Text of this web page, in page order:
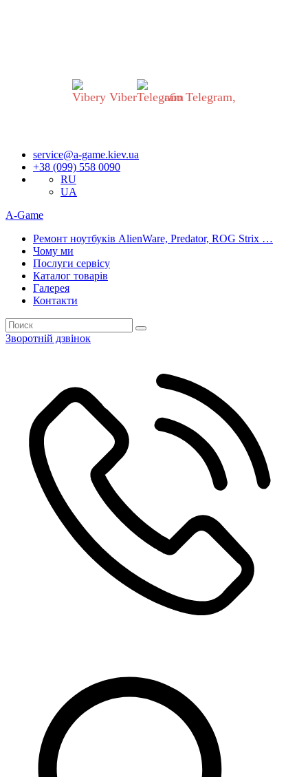
у Viber або Telegram,
service@a-game.kiev.ua
+38 (099) 558 0090
RU
UA
A-Game
Ремонт ноутбуків AlienWare, Predator, ROG Strix …
Чому ми
Послуги сервісу
Каталог товарів
Галерея
Контакти
Зворотній дзвінок